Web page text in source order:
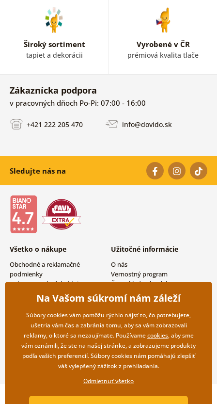
Široký sortiment
tapiet a dekorácii
Vyrobené v ČR
prémiová kvalita tlače
Zákaznícka podpora
v pracovných dňoch Po-Pi: 07:00 - 16:00
+421 222 205 470 info@dovido.sk
Sledujte nás na
Všetko o nákupe
Obchodné a reklamačné
podmienky
Ochrana osobných údajov
Možnosti dopravy a platby
Vrátenie tovaru
Užitočné informácie
O nás
Vernostný program
Často kladené otázky
Magazín
Kontakty
Veľkoobchodná spolupráca
Copyright ©2019 © Dovido.sk.
Na Vašom súkromí nám záleží
Súbory cookies vám pomôžu rýchlo nájsť to, čo potrebujete,
ušetria vám čas a zabránia tomu, aby sa vám zobrazovali
reklamy, o ktoré sa nezaujímate. Používamecookies, aby sme
vám oznámili, že ste na našej stránke, a zobrazujeme produkty
podľa vašich preferencií. Súbory cookies nám pomáhajú zlepšiť
váš vylepšený zážitok z prehliadania.
Odmietnuť všetko